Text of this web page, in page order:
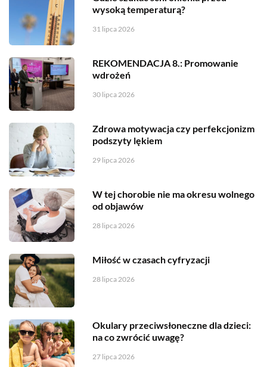
wysoką temperaturą?
31 lipca 2026
REKOMENDACJA 8.: Promowanie
wdrożeń
30 lipca 2026
Zdrowa motywacja czy perfekcjonizm
podszyty lękiem
29 lipca 2026
W tej chorobie nie ma okresu wolnego
od objawów
28 lipca 2026
Miłość w czasach cyfryzacji
28 lipca 2026
Okulary przeciwsłoneczne dla dzieci:
na co zwrócić uwagę?
27 lipca 2026